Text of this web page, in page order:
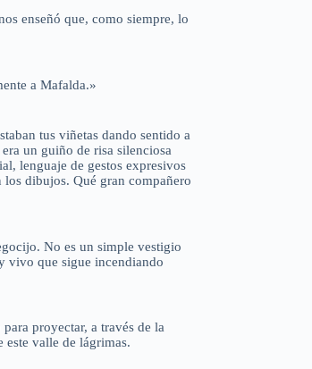
enseñó que, como siempre, lo
a Mafalda.»
tus viñetas dando sentido a
un guiño de risa silenciosa
lenguaje de gestos expresivos
dibujos. Qué gran compañero
No es un simple vestigio
vivo que sigue incendiando
proyectar, a través de la
este valle de lágrimas.